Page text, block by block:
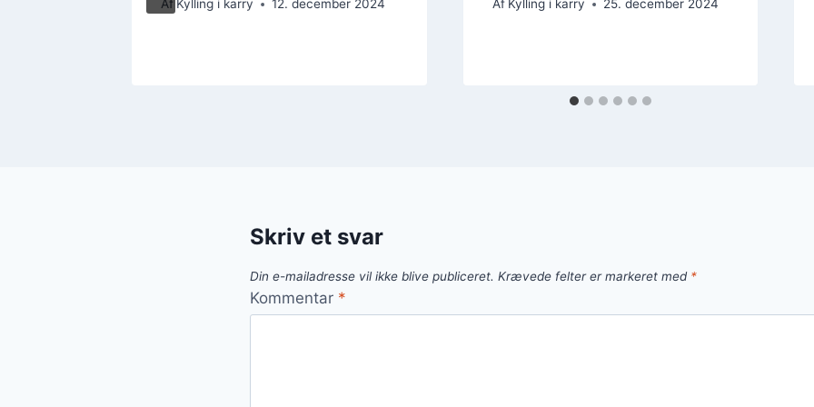
Af Kylling i karry 12. december 2024 Af Kylling i karry 25. december 2024
Skriv et svar
Din e-mailadresse vil ikke blive publiceret. Krævede felter er markeret med *
Kommentar *